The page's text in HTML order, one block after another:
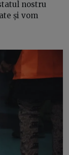
nostru
și vom